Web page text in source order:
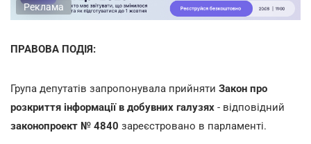
Реклама
ПРАВОВА ПОДІЯ:
Група депутатів запропонувала прийняти Закон про
розкриття інформації в добувних галузях - відповідний
законопроект № 4840 зареєстровано в парламенті.